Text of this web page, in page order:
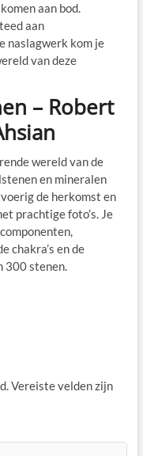
aan bod.
aan
naslagwerk kom je
van deze
– Robert
wereld van de
en mineralen
de herkomst en
prachtige foto’s. Je
chakra’s en de
300 stenen.
Vereiste velden zijn